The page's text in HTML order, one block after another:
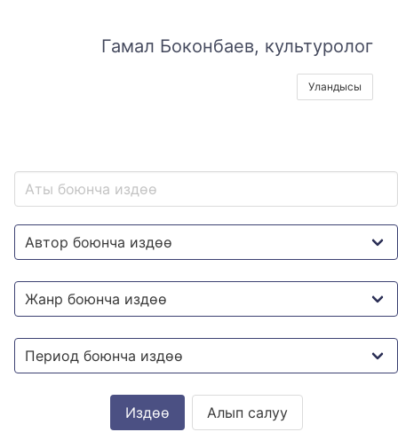
Гамал Боконбаев, культуролог
Уландысы
Алып салуу